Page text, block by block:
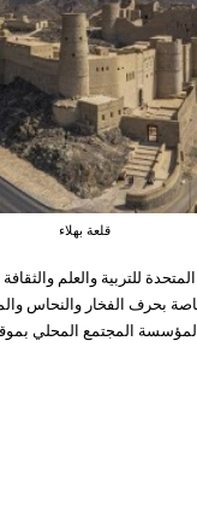
قلعة بهلاء
للتربية والعلم
بحرف الفخار والنحاس
المجتمع المحلي